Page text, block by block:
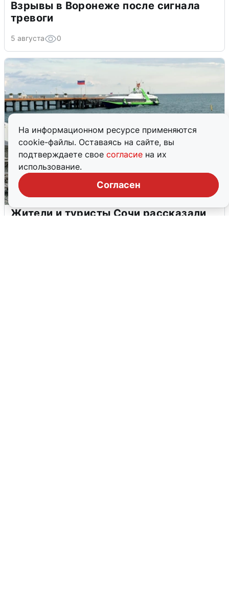
На информационном ресурсе применяются
cookie-файлы. Оставаясь на сайте, вы
подтверждаете свое согласие на их
использование.
Согласен
Взрывы в Воронеже после сигнала
тревоги
5 августа 0
Жители и туристы Сочи рассказали